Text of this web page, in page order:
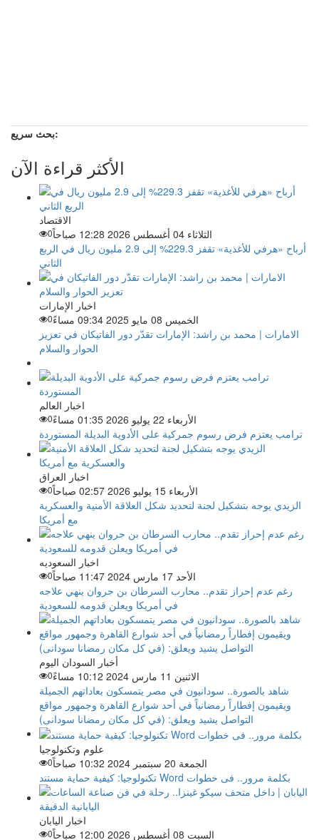
بحث سريع:
الأكثر قراءة الآن
الاقتصاد
الثلاثاء 04 أغسطس 2026 12:28 صباحاً
0
أرباح «هرفي للأغذية» تقفز 229.3% إلى 2.9 مليون ريال في الربع
الثاني
اخبار الإمارات
الخميس 08 مايو 2025 09:34 مساءً
0
الامارات | محمد بن راشد: الإمارات تقدّر دور الفاتيكان في تعزيز
الحوار والسلام
اخبار العالم
الأربعاء 22 يوليو 2026 01:35 مساءً
0
ترامب يعتزم فرض رسوم جمركية على الأدوية البديلة المستوردة
اخبار العراق
الأربعاء 15 يوليو 2026 02:57 صباحاً
0
الزيدي يوجه بتشكيل لجنة لتحديد شكل العلاقة الأمنية والعسكرية
مع أمريكا
اخبار السعوديه
الأحد 17 مارس 2024 11:47 صباحاً
0
رغم عدم إحراز تقدم.. محارب السرطان بن جروان ينهي علاجه
في أمريكا ويعلن قدومه للسعودية
أخبار السودان اليوم
الاثنين 11 مارس 2024 10:12 مساءً
0
شاهد بالصورة.. سودانيون في مصر يتمسكون بعاداتهم الجميلة
ويقيمون إفطاراً رمضانياً في أحد شوارع القاهرة وجمهور مواقع
التواصل يشيد ويعلق: (في كل مكان رمضانا سودانى)
علوم وتكنولوجيا
الجمعة 20 سبتمبر 2024 10:32 صباحاً
0
تكنولوجيا: كيفية حماية مستند Word بكلمة مرور.. فى خطوات
اخبار اليابان
السبت 08 أغسطس 2026 12:00 صباحاً
0